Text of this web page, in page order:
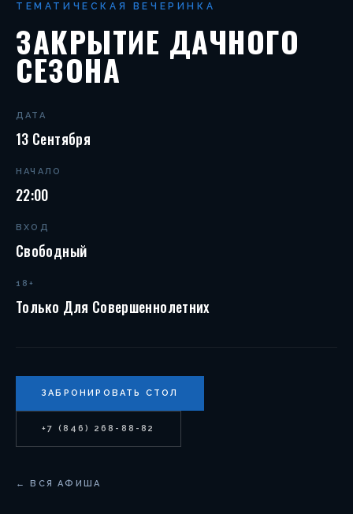
ТЕМАТИЧЕСКАЯ ВЕЧЕРИНКА
ЗАКРЫТИЕ ДАЧНОГО
СЕЗОНА
ДАТА
13 Сентября
НАЧАЛО
22:00
ВХОД
Свободный
18+
Только Для Совершеннолетних
ЗАБРОНИРОВАТЬ СТОЛ
+7 (846) 268-88-82
← ВСЯ АФИША